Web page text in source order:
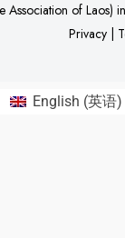
Association of Laos)
Privacy|
English (英语)